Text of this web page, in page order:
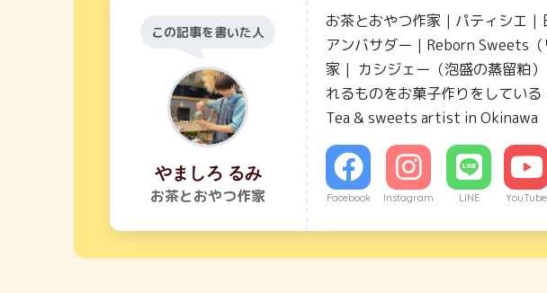
この記事を書いた人
やましろ るみ
お茶とおやつ作家
お茶とおやつ作家｜パティシエ
アンバサダー｜Reborn Sweets
家｜ カシジェー（泡盛の蒸留粕
れるものをお菓子作りをしてい
Tea & sweets artist in Okinawa
Facebook Instagram LINE YouTube